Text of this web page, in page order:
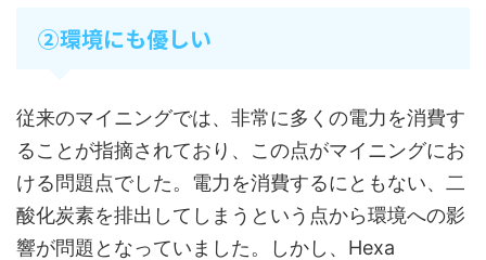
②環境にも優しい
従来のマイニングでは、非常に多くの電力を消費す
ることが指摘されており、この点がマイニングにお
ける問題点でした。電力を消費するにともない、二
酸化炭素を排出してしまうという点から環境への影
響が問題となっていました。しかし、Hexa